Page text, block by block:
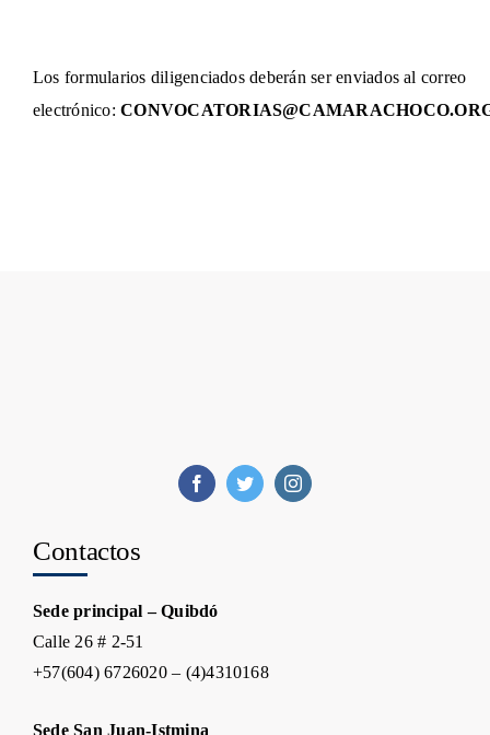
Los formularios diligenciados deberán ser enviados al correo
electrónico:
Contactos
Sede principal – Quibdó
Calle 26 # 2-51
+57(604) 6726020 – (4)4310168
Sede San Juan-Istmina